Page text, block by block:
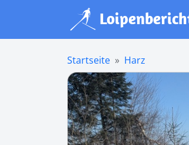
Startseite Harz